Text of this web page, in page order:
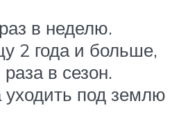
в неделю.
2 года и больше,
в сезон.
под землю